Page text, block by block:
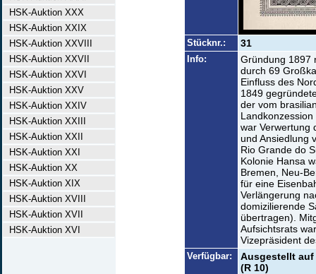
HSK-Auktion XXX
HSK-Auktion XXIX
HSK-Auktion XXVIII
HSK-Auktion XXVII
HSK-Auktion XXVI
HSK-Auktion XXV
HSK-Auktion XXIV
HSK-Auktion XXIII
HSK-Auktion XXII
HSK-Auktion XXI
HSK-Auktion XX
HSK-Auktion XIX
HSK-Auktion XVIII
HSK-Auktion XVII
HSK-Auktion XVI
Stücknr.: 31
Info:
Gründung 1897
durch 69
Einfluss des
1849
der vom
war Verwertung
und Ansiedlung
Rio Grande do
Kolonie Hansa
Bremen, Neu-
für eine
Verlängerung
domizilierende
übertragen).
Aufsichtsrats
Vizepräsident
Verfügbar:
Ausgestellt auf
(R 10)